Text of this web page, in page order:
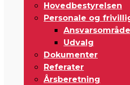
Hovedbestyrelsen
Personale og
Udvalg
Dokumenter
Referater
Årsberetning